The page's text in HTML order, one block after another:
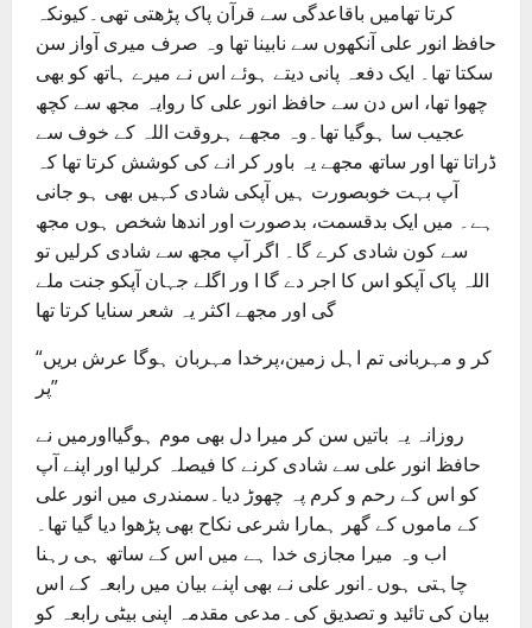
کرتا تھامیں باقاعدگی سے قرآن پاک پڑھتی تھی۔کیونکہ
حافظ انور علی آنکھوں سے نابینا تھا وہ صرف میری آواز سن
سکتا تھا۔ ایک دفعہ پانی دیتے ہوئے اس نے میرے ہاتھ کو بھی
چھوا تھا، اس دن سے حافظ انور علی کا روایہ مجھ سے کچھ
عجیب سا ہوگیا تھا۔وہ مجھے ہروقت اللہ کے خوف سے
ڈراتا تھا اور ساتھ مجھے یہ باور کر انے کی کوشش کرتا تھا کہ
آپ بہت خوبصورت ہیں آپکی شادی کہیں بھی ہو جانی
ہے۔ میں ایک بدقسمت، بدصورت اور اندھا شخص ہوں مجھ
سے کون شادی کرے گا۔ اگر آپ مجھ سے شادی کرلیں تو
اللہ پاک آپکو اس کا اجر دے گا ا ور اگلے جہان آپکو جنت ملے
گی اور مجھے اکثر یہ شعر سنایا کرتا تھا
“کر و مہربانی تم اہل زمین،پرخدا مہربان ہوگا عرش بریں
پر”
روزانہ یہ باتیں سن کر میرا دل بھی موم ہوگیااورمیں نے
حافظ انور علی سے شادی کرنے کا فیصلہ کرلیا اور اپنے آپ
کو اس کے رحم و کرم پہ چھوڑ دیا۔سمندری میں انور علی
کے ماموں کے گھر ہمارا شرعی نکاح بھی پڑھوا دیا گیا تھا۔
اب وہ میرا مجازی خدا ہے میں اس کے ساتھ ہی رہنا
چاہتی ہوں۔انور علی نے بھی اپنے بیان میں رابعہ کے اس
بیان کی تائید و تصدیق کی۔مدعی مقدمہ اپنی بیٹی رابعہ کو